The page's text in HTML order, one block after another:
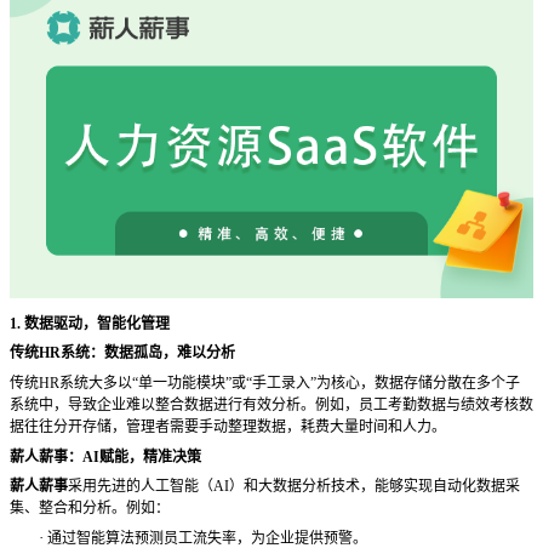
1. 数据驱动，智能化管理
传统HR系统：数据孤岛，难以分析
传统HR系统大多以“单一功能模块”或“手工录入”为核心，数据存储分散在多个子
系统中，导致企业难以整合数据进行有效分析。例如，员工考勤数据与绩效考核数
据往往分开存储，管理者需要手动整理数据，耗费大量时间和人力。
薪人薪事： AI赋能，精准决策
薪人薪事采用先进的人工智能（AI）和大数据分析技术，能够实现自动化数据采
集、整合和分析。例如：
· 通过智能算法预测员工流失率，为企业提供预警。